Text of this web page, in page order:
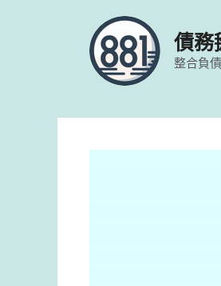
債務
整合負